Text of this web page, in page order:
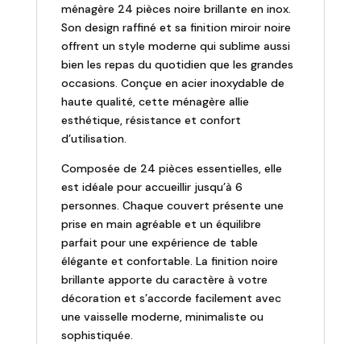
ménagère 24 pièces noire brillante en inox.
Son design raffiné et sa finition miroir noire
offrent un style moderne qui sublime aussi
bien les repas du quotidien que les grandes
occasions. Conçue en acier inoxydable de
haute qualité, cette ménagère allie
esthétique, résistance et confort
d’utilisation.
Composée de 24 pièces essentielles, elle
est idéale pour accueillir jusqu’à 6
personnes. Chaque couvert présente une
prise en main agréable et un équilibre
parfait pour une expérience de table
élégante et confortable. La finition noire
brillante apporte du caractère à votre
décoration et s’accorde facilement avec
une vaisselle moderne, minimaliste ou
sophistiquée.